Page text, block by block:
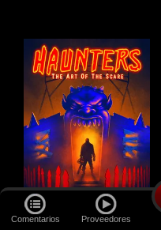
Comentarios Proveedores